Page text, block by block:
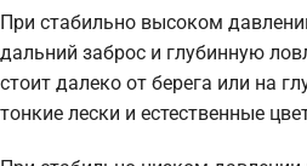
При стабильно высоком
дальний заброс и глубинную
стоит далеко от берега или на
тонкие лески и естественные